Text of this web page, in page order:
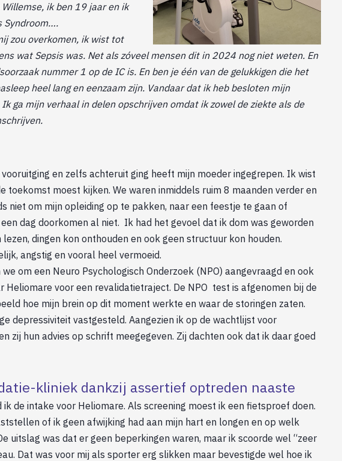
ik ben 19 jaar en ik
Syndroom….
zou overkomen, ik wist tot
wat Sepsis was. Net als zóveel mensen dit in 2024 nog niet weten. En
nummer 1 op de IC is. En ben je één van de gelukkigen die het
heel lang en eenzaam zijn. Vandaar dat ik heb besloten mijn
ga mijn verhaal in delen opschrijven omdat ik zowel de ziekte als de
en zelfs achteruit ging heeft mijn moeder ingegrepen. Ik wist
toekomst moest kijken. We waren inmiddels ruim 8 maanden verder en
niet om mijn opleiding op te pakken, naar een feestje te gaan of
dag doorkomen al niet. Ik had het gevoel dat ik dom was geworden
dingen kon onthouden en ook geen structuur kon houden.
angstig en vooral heel vermoeid.
om een Neuro Psychologisch Onderzoek (NPO) aangevraagd en ook
Heliomare voor een revalidatietraject. De NPO test is afgenomen bij de
hoe mijn brein op dit moment werkte en waar de storingen zaten.
depressiviteit vastgesteld. Aangezien ik op de wachtlijst voor
zij hun advies op schrift meegegeven. Zij dachten ook dat ik daar goed
kliniek dankzij assertief optreden naaste
de intake voor Heliomare. Als screening moest ik een fietsproef doen.
of ik geen afwijking had aan mijn hart en longen en op welk
uitslag was dat er geen beperkingen waren, maar ik scoorde wel “zeer
Dat was voor mij als sporter erg slikken maar bevestigde wel hoe ik